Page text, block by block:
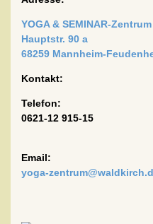
YOGA & SEMINAR-
Hauptstr. 90 a
68259 Mannheim-
Kontakt:
Telefon:
0621-12 915-15
Email:
yoga-